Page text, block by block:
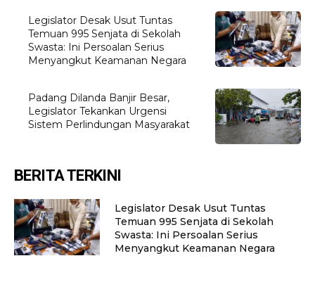
Legislator Desak Usut Tuntas
Temuan 995 Senjata di Sekolah
Swasta: Ini Persoalan Serius
Menyangkut Keamanan Negara
Padang Dilanda Banjir Besar,
Legislator Tekankan Urgensi
Sistem Perlindungan Masyarakat
BERITA TERKINI
Legislator Desak Usut Tuntas
Temuan 995 Senjata di Sekolah
Swasta: Ini Persoalan Serius
Menyangkut Keamanan Negara